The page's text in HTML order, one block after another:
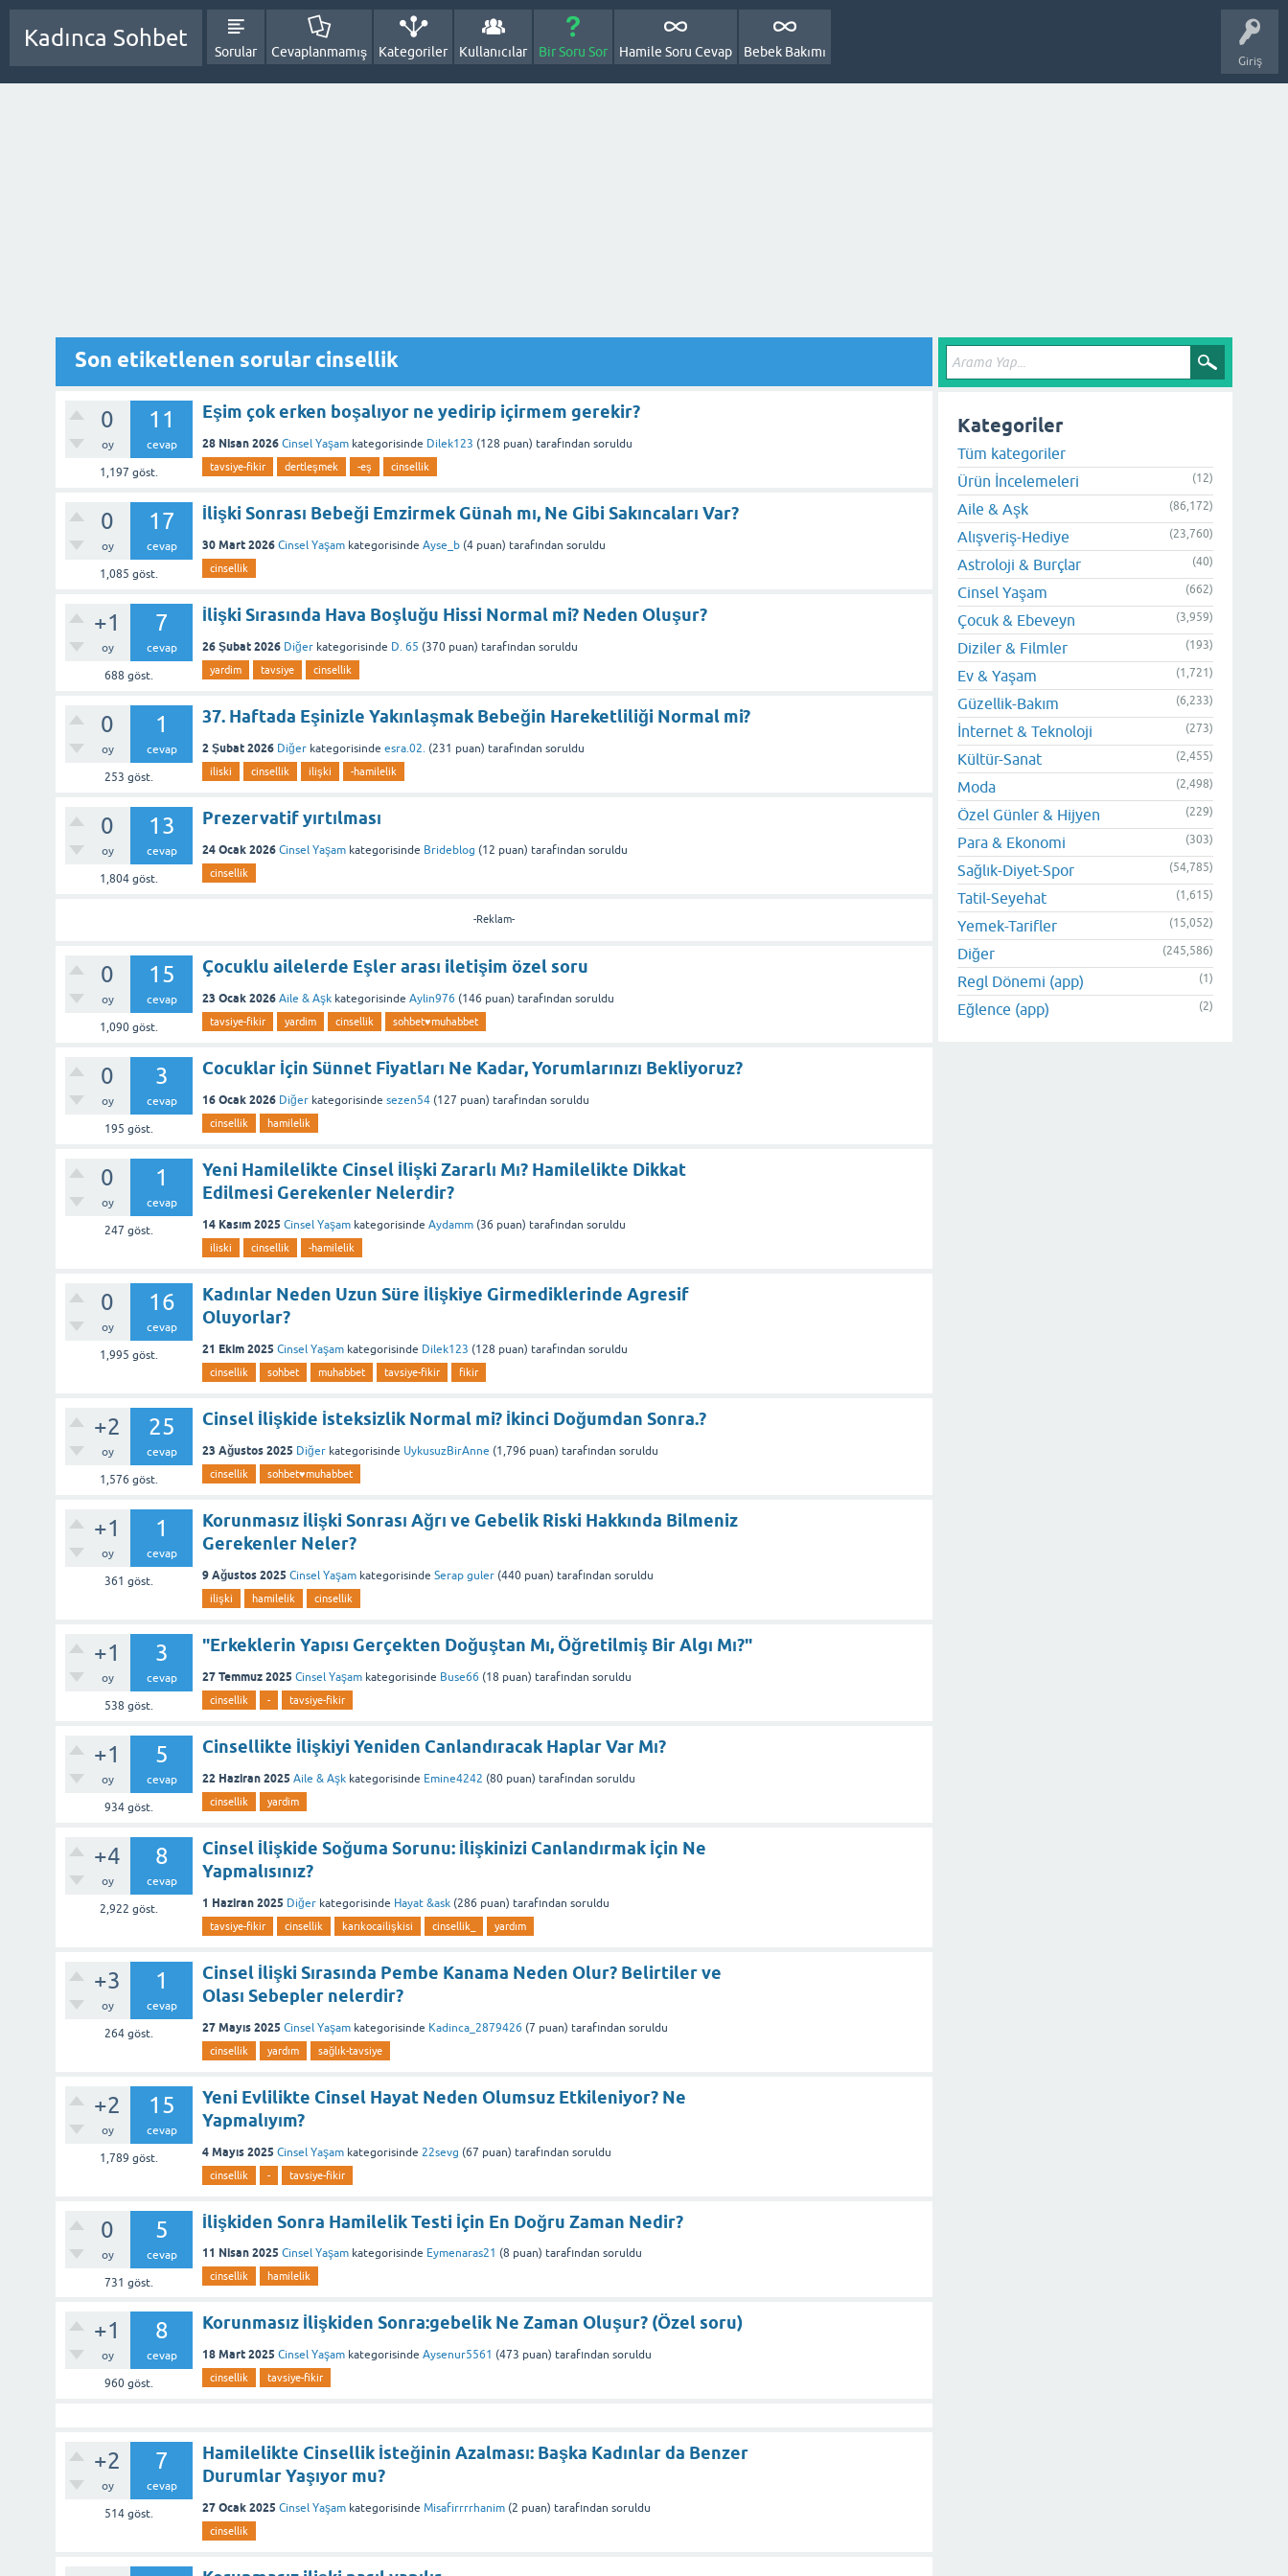
Giriş
Kadınca Sohbet
Sorular Cevaplanmamış Kategoriler Kullanıcılar Bir Soru Sor Hamile Soru Cevap Bebek Bakımı
Son etiketlenen sorular cinsellik
0
oy
11
cevap
1,197 göst.
Eşim çok erken boşalıyor ne yedirip içirmem gerekir?
28 Nisan 2026 Cinsel Yaşam kategorisinde Dilek123 (128 puan) tarafından soruldu
tavsiye-fikir dertleşmek -eş cinsellik
0
oy
17
cevap
1,085 göst.
İlişki Sonrası Bebeği Emzirmek Günah mı, Ne Gibi Sakıncaları Var?
30 Mart 2026 Cinsel Yaşam kategorisinde Ayse_b (4 puan) tarafından soruldu
cinsellik
+1
oy
7
cevap
688 göst.
İlişki Sırasında Hava Boşluğu Hissi Normal mi? Neden Oluşur?
26 Şubat 2026 Diğer kategorisinde D. 65 (370 puan) tarafından soruldu
yardim tavsiye cinsellik
0
oy
1
cevap
253 göst.
37. Haftada Eşinizle Yakınlaşmak Bebeğin Hareketliliği Normal mi?
2 Şubat 2026 Diğer kategorisinde esra.02. (231 puan) tarafından soruldu
iliski cinsellik ilişki -hamilelik
0
oy
13
cevap
1,804 göst.
Prezervatif yırtılması
24 Ocak 2026 Cinsel Yaşam kategorisinde Brideblog (12 puan) tarafından soruldu
cinsellik
-Reklam-
0
oy
15
cevap
1,090 göst.
Çocuklu ailelerde Eşler arası iletişim özel soru
23 Ocak 2026 Aile & Aşk kategorisinde Aylin976 (146 puan) tarafından soruldu
tavsiye-fikir yardim cinsellik sohbet♥️muhabbet
0
oy
3
cevap
195 göst.
Cocuklar İçin Sünnet Fiyatları Ne Kadar, Yorumlarınızı Bekliyoruz?
16 Ocak 2026 Diğer kategorisinde sezen54 (127 puan) tarafından soruldu
cinsellik hamilelik
0
oy
1
cevap
247 göst.
Yeni Hamilelikte Cinsel İlişki Zararlı Mı? Hamilelikte Dikkat
Edilmesi Gerekenler Nelerdir?
14 Kasım 2025 Cinsel Yaşam kategorisinde Aydamm (36 puan) tarafından soruldu
iliski cinsellik -hamilelik
0
oy
16
cevap
1,995 göst.
Kadınlar Neden Uzun Süre İlişkiye Girmediklerinde Agresif
Oluyorlar?
21 Ekim 2025 Cinsel Yaşam kategorisinde Dilek123 (128 puan) tarafından soruldu
cinsellik sohbet muhabbet tavsiye-fikir fikir
+2
oy
25
cevap
1,576 göst.
Cinsel İlişkide İsteksizlik Normal mi? İkinci Doğumdan Sonra.?
23 Ağustos 2025 Diğer kategorisinde UykusuzBirAnne (1,796 puan) tarafından soruldu
cinsellik sohbet♥️muhabbet
+1
oy
1
cevap
361 göst.
Korunmasız İlişki Sonrası Ağrı ve Gebelik Riski Hakkında Bilmeniz
Gerekenler Neler?
9 Ağustos 2025 Cinsel Yaşam kategorisinde Serap guler (440 puan) tarafından soruldu
ilişki hamilelik cinsellik
+1
oy
3
cevap
538 göst.
"Erkeklerin Yapısı Gerçekten Doğuştan Mı, Öğretilmiş Bir Algı Mı?"
27 Temmuz 2025 Cinsel Yaşam kategorisinde Buse66 (18 puan) tarafından soruldu
cinsellik - tavsiye-fikir
+1
oy
5
cevap
934 göst.
Cinsellikte İlişkiyi Yeniden Canlandıracak Haplar Var Mı?
22 Haziran 2025 Aile & Aşk kategorisinde Emine4242 (80 puan) tarafından soruldu
cinsellik yardim
+4
oy
8
cevap
2,922 göst.
Cinsel İlişkide Soğuma Sorunu: İlişkinizi Canlandırmak İçin Ne
Yapmalısınız?
1 Haziran 2025 Diğer kategorisinde Hayat &ask (286 puan) tarafından soruldu
tavsiye-fikir cinsellik karıkocailişkisi cinsellik_ yardım
+3
oy
1
cevap
264 göst.
Cinsel İlişki Sırasında Pembe Kanama Neden Olur? Belirtiler ve
Olası Sebepler nelerdir?
27 Mayıs 2025 Cinsel Yaşam kategorisinde Kadinca_2879426 (7 puan) tarafından soruldu
cinsellik yardım sağlık-tavsiye
+2
oy
15
cevap
1,789 göst.
Yeni Evlilikte Cinsel Hayat Neden Olumsuz Etkileniyor? Ne
Yapmalıyım?
4 Mayıs 2025 Cinsel Yaşam kategorisinde 22sevg (67 puan) tarafından soruldu
cinsellik - tavsiye-fikir
0
oy
5
cevap
731 göst.
İlişkiden Sonra Hamilelik Testi İçin En Doğru Zaman Nedir?
11 Nisan 2025 Cinsel Yaşam kategorisinde Eymenaras21 (8 puan) tarafından soruldu
cinsellik hamilelik
+1
oy
8
cevap
960 göst.
Korunmasız İlişkiden Sonra:gebelik Ne Zaman Oluşur? (Özel soru)
18 Mart 2025 Cinsel Yaşam kategorisinde Aysenur5561 (473 puan) tarafından soruldu
cinsellik tavsiye-fikir
+2
oy
7
cevap
514 göst.
Hamilelikte Cinsellik İsteğinin Azalması: Başka Kadınlar da Benzer
Durumlar Yaşıyor mu?
27 Ocak 2025 Cinsel Yaşam kategorisinde Misafirrrrhanim (2 puan) tarafından soruldu
cinsellik
Kategoriler
Tüm kategoriler
Ürün İncelemeleri
(12)
Aile & Aşk (86,172)
Alışveriş-Hediye (23,760)
Astroloji & Burçlar (40)
Cinsel Yaşam (662)
Çocuk & Ebeveyn (3,959)
Diziler & Filmler (193)
Ev & Yaşam (1,721)
Güzellik-Bakım (6,233)
İnternet & Teknoloji (273)
Kültür-Sanat (2,455)
Moda (2,498)
Özel Günler & Hijyen (229)
Para & Ekonomi (303)
Sağlık-Diyet-Spor (54,785)
Tatil-Seyehat (1,615)
Yemek-Tarifler (15,052)
Diğer (245,586)
Regl Dönemi (app) (1)
Eğlence (app) (2)